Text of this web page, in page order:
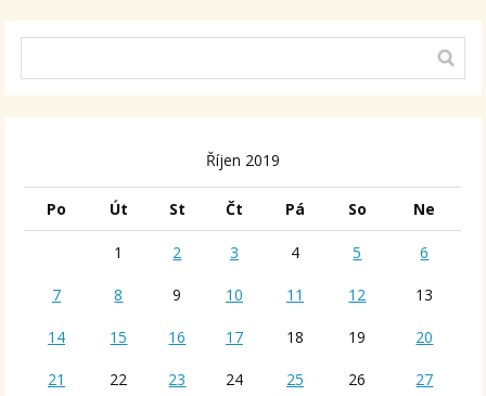
Říjen 2019
Po Út St Čt Pá So Ne
1 2 3 4 5 6
7 8 9 10 11 12 13
14 15 16 17 18 19 20
21 22 23 24 25 26 27